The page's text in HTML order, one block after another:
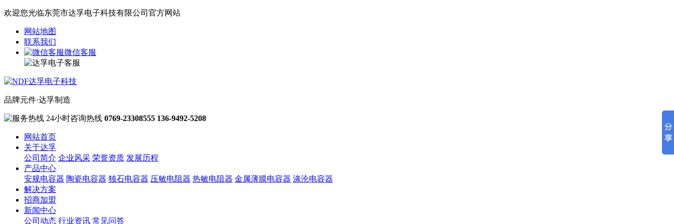
欢迎您光临东莞市达孚电子科技有限公司官方网站
网站地图
联系我们
微信客服
品牌元件·达孚制造
24小时咨询热线 0769-23308555 136-9492-5208
网站首页
关于达孚
公司简介 企业风采 荣誉资质 发展历程
产品中心
安规电容器 陶瓷电容器 独石电容器 压敏电阻器 热敏电阻器 金属薄膜电容器 涤沦电容器
解决方案
招商加盟
新闻中心
公司动态 行业资讯 常见问答